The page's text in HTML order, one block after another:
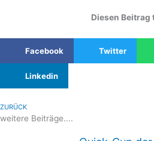
Diesen Beitrag
Facebook Twitter
Linkedin
ZURÜCK
weitere Beiträge....